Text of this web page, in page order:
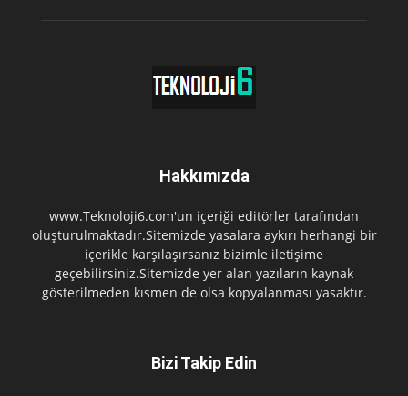
Hakkımızda
www.Teknoloji6.com'un içeriği editörler tarafından
oluşturulmaktadır.Sitemizde yasalara aykırı herhangi bir
içerikle karşılaşırsanız bizimle iletişime
geçebilirsiniz.Sitemizde yer alan yazıların kaynak
gösterilmeden kısmen de olsa kopyalanması yasaktır.
Bizi Takip Edin